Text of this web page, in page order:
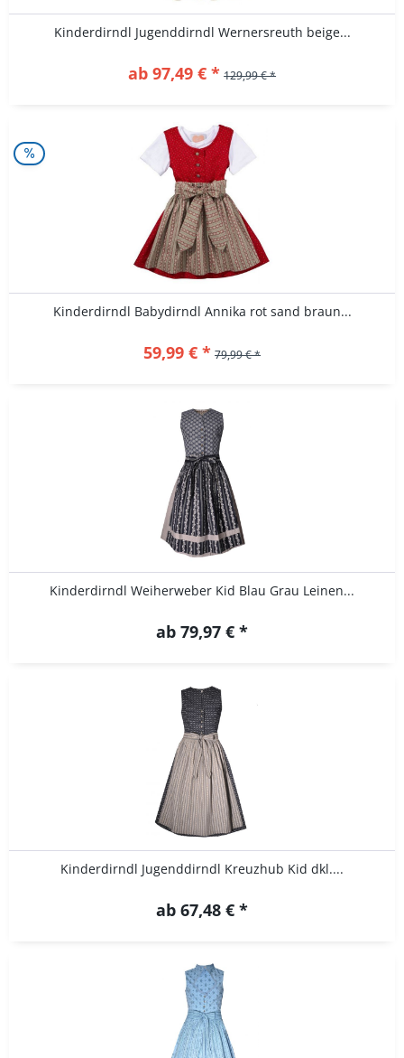
Kinderdirndl Jugenddirndl Wernersreuth beige...
ab 97,49 € * 129,99 € *
Kinderdirndl Babydirndl Annika rot sand braun...
59,99 € * 79,99 € *
Kinderdirndl Weiherweber Kid Blau Grau Leinen...
ab 79,97 € *
Kinderdirndl Jugenddirndl Kreuzhub Kid dkl....
ab 67,48 € *